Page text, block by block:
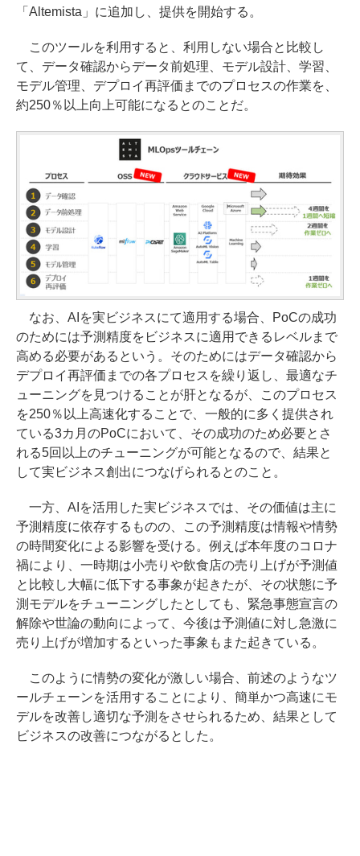
「Altemista」に追加し、提供を開始する。
このツールを利用すると、利用しない場合と比較し
て、データ確認からデータ前処理、モデル設計、学習、
モデル管理、デプロイ再評価までのプロセスの作業を、
約250％以上向上可能になるとのことだ。
なお、AIを実ビジネスにて適用する場合、PoCの成功
のためには予測精度をビジネスに適用できるレベルまで
高める必要があるという。そのためにはデータ確認から
デプロイ再評価までの各プロセスを繰り返し、最適なチ
ューニングを見つけることが肝となるが、このプロセス
を250％以上高速化することで、一般的に多く提供され
ている3カ月のPoCにおいて、その成功のため必要とさ
れる5回以上のチューニングが可能となるので、結果と
して実ビジネス創出につなげられるとのこと。
一方、AIを活用した実ビジネスでは、その価値は主に
予測精度に依存するものの、この予測精度は情報や情勢
の時間変化による影響を受ける。例えば本年度のコロナ
禍により、一時期は小売りや飲食店の売り上げが予測値
と比較し大幅に低下する事象が起きたが、その状態に予
測モデルをチューニングしたとしても、緊急事態宣言の
解除や世論の動向によって、今後は予測値に対し急激に
売り上げが増加するといった事象もまた起きている。
このように情勢の変化が激しい場合、前述のようなツ
ールチェーンを活用することにより、簡単かつ高速にモ
デルを改善し適切な予測をさせられるため、結果として
ビジネスの改善につながるとした。